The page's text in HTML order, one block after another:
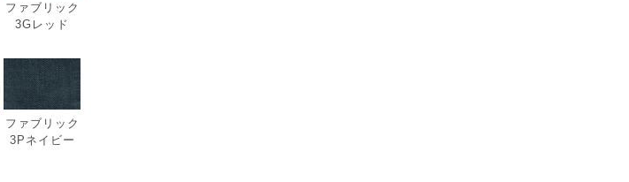
ファブリック
3Gレッド
ファブリック
3Pネイビー